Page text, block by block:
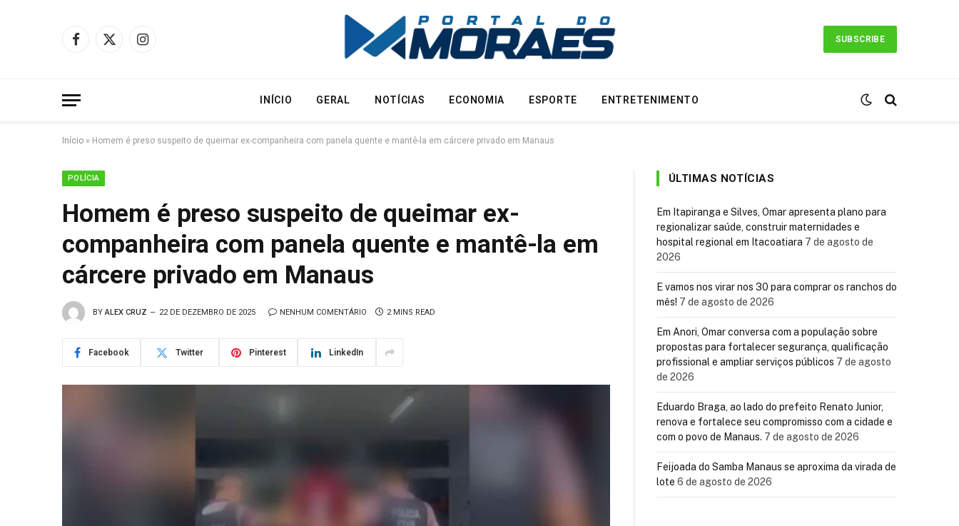
Facebook
X
Instagram
SUBSCRIBE
INÍCIO GERAL NOTÍCIAS ECONOMIA ESPORTE ENTRETENIMENTO
Início » Homem é preso suspeito de queimar ex-companheira com panela quente e mantê-la em cárcere privado em Manaus
POLÍCIA
Homem é preso suspeito de queimar ex-
companheira com panela quente e mantê-la em
cárcere privado em Manaus
BY ALEX CRUZ 22 DE DEZEMBRO DE 2025 NENHUM COMENTÁRIO 2 MINS READ
Facebook Twitter Pinterest LinkedIn
ÚLTIMAS NOTÍCIAS
Em Itapiranga e Silves, Omar apresenta plano para
regionalizar saúde, construir maternidades e
hospital regional em Itacoatiara 7 de agosto de
2026
E vamos nos virar nos 30 para comprar os ranchos do
mês! 7 de agosto de 2026
Em Anori, Omar conversa com a população sobre
propostas para fortalecer segurança, qualificação
profissional e ampliar serviços públicos 7 de agosto
de 2026
Eduardo Braga, ao lado do prefeito Renato Junior,
renova e fortalece seu compromisso com a cidade e
com o povo de Manaus. 7 de agosto de 2026
Feijoada do Samba Manaus se aproxima da virada de
lote 6 de agosto de 2026